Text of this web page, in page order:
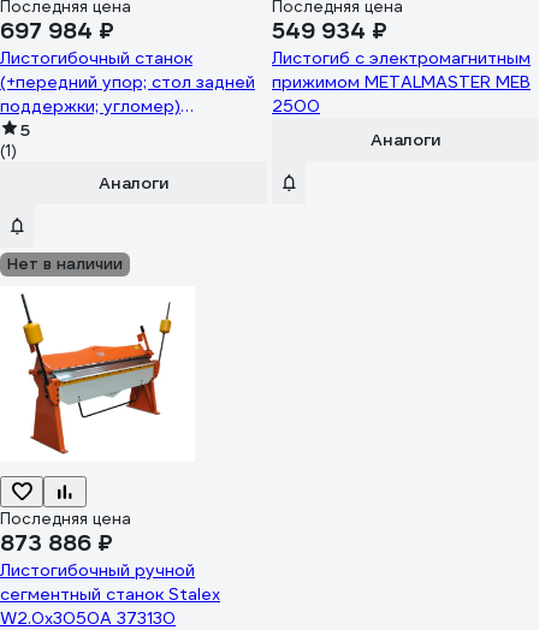
Последняя цена
697 984 ₽
Листогибочный станок
(+передний упор; стол задней
поддержки; угломер)
METALMASTER EuroMaster
LBA-3010 00000012731
5
(1)
Аналоги
Последняя цена
549 934 ₽
Листогиб с электромагнитным
прижимом METALMASTER MEB
2500
Аналоги
Нет в наличии
Последняя цена
873 886 ₽
Листогибочный ручной
сегментный станок Stalex
W2.0x3050A 373130